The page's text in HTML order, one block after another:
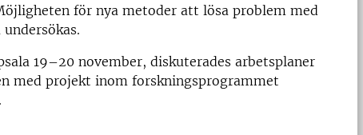
för nya metoder att lösa problem med
19–20 november, diskuterades arbetsplaner
med projekt inom forskningsprogrammet